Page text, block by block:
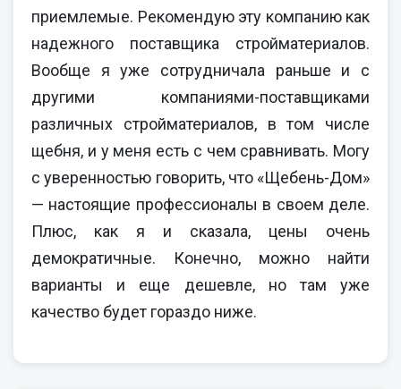
приемлемые. Рекомендую эту компанию как
надежного поставщика стройматериалов.
Вообще я уже сотрудничала раньше и с
другими компаниями-поставщиками
различных стройматериалов, в том числе
щебня, и у меня есть с чем сравнивать. Могу
с уверенностью говорить, что «Щебень-Дом»
— настоящие профессионалы в своем деле.
Плюс, как я и сказала, цены очень
демократичные. Конечно, можно найти
варианты и еще дешевле, но там уже
качество будет гораздо ниже.